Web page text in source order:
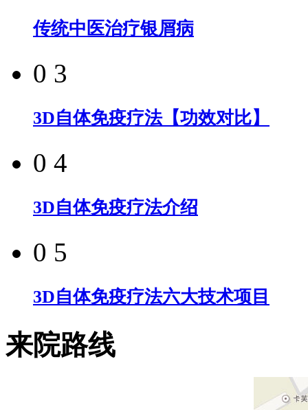
传统中医治疗银屑病
0 3
3D自体免疫疗法【功效对比】
0 4
3D自体免疫疗法介绍
0 5
3D自体免疫疗法六大技术项目
来院路线